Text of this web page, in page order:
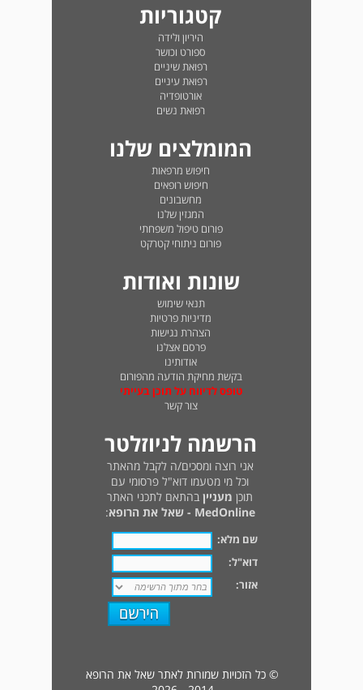
קטגוריות
היריון ולידה
ספורט וכושר
רפואת שיניים
רפואת עיניים
אורטופדיה
רפואת נשים
המומלצים שלנו
חיפוש מרפאות
חיפוש רופאים
מחשבונים
המגזין שלנו
פורום טיפול משפחתי
פורום ניתוחי קטרקט
שונות ואודות
תנאי שימוש
מדיניות פרטיות
הצהרת נגישות
פרסם אצלנו
אודותינו
בקשת מחיקת הודעה מהפורום
טופס לדיווח על תוכן בעייתי
צור קשר
הרשמה לניוזלטר
אני רוצה ומסכים/ה לקבל מהאתר
וכל מי מטעמו דוא"ל פרסומי עם
תוכן מעניין בהתאם לתכני האתר
MedOnline - שאל את הרופא
:
שם מלא:
דוא"ל:
אזור:
© כל הזכויות שמורות לאתר שאל את הרופא